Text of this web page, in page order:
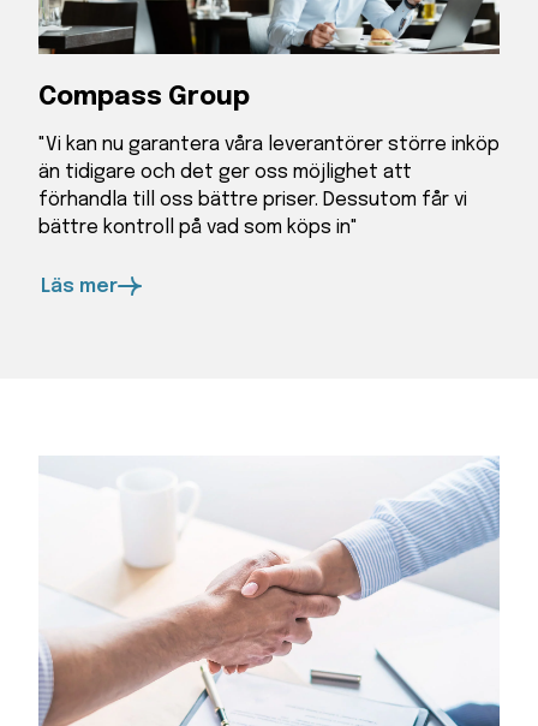
Compass Group
"Vi kan nu garantera våra leverantörer större inköp
än tidigare och det ger oss möjlighet att
förhandla till oss bättre priser. Dessutom får vi
bättre kontroll på vad som köps in"
Läs mer